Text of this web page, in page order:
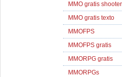
MMO gratis
MMO gratis texto
MMOFPS
MMOFPS gratis
MMORPG gratis
MMORPGs